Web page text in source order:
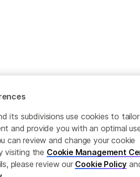
its subdivisions use cookies to tailor
and provide you with an optimal
can review and change your cookie
visiting the Cookie Management
please review our Cookie Policy